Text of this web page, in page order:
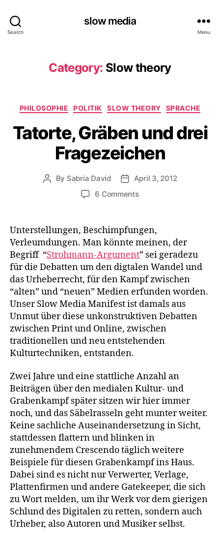
Search
slow media
Menu
Category: Slow theory
Categories
PHILOSOPHIE POLITIK SLOW THEORY SPRACHE
Tatorte, Gräben und drei
Fragezeichen
Post
By Sabria David
PostApril 3, 2012
6 Commentson
drei
Fragezeichen
Unterstellungen, Beschimpfungen,
Verleumdungen. Man könnte meinen, der
Begriff “Strohmann-Argument” sei geradezu
für die Debatten um den digtalen Wandel und
das Urheberrecht, für den Kampf zwischen
“alten” und “neuen” Medien erfunden worden.
Unser Slow Media Manifest ist damals aus
Unmut über diese unkonstruktiven Debatten
zwischen Print und Online, zwischen
traditionellen und neu entstehenden
Kulturtechniken, entstanden.
Zwei Jahre und eine stattliche Anzahl an
Beiträgen über den medialen Kultur- und
Grabenkampf später sitzen wir hier immer
noch, und das Säbelrasseln geht munter weiter.
Keine sachliche Auseinandersetzung in Sicht,
stattdessen flattern und blinken in
zunehmendem Crescendo täglich weitere
Beispiele für diesen Grabenkampf ins Haus.
Dabei sind es nicht nur Verwerter, Verlage,
Plattenfirmen und andere Gatekeeper, die sich
zu Wort melden, um ihr Werk vor dem gierigen
Schlund des Digitalen zu retten, sondern auch
Urheber, also Autoren und Musiker selbst.